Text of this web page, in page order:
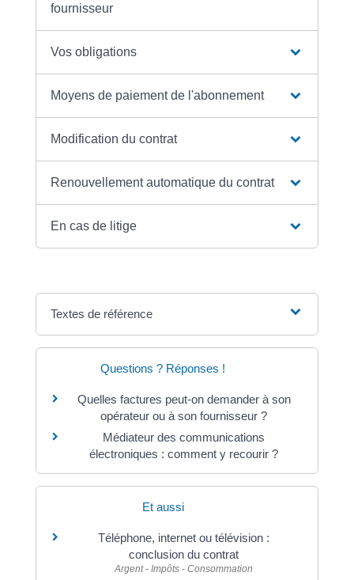
fournisseur
Vos obligations
Moyens de paiement de l'abonnement
Modification du contrat
Renouvellement automatique du contrat
En cas de litige
Textes de référence
Questions ? Réponses !
Quelles factures peut-on demander à son
opérateur ou à son fournisseur ?
Médiateur des communications
électroniques : comment y recourir ?
Et aussi
Téléphone, internet ou télévision :
conclusion du contrat
Argent - Impôts - Consommation